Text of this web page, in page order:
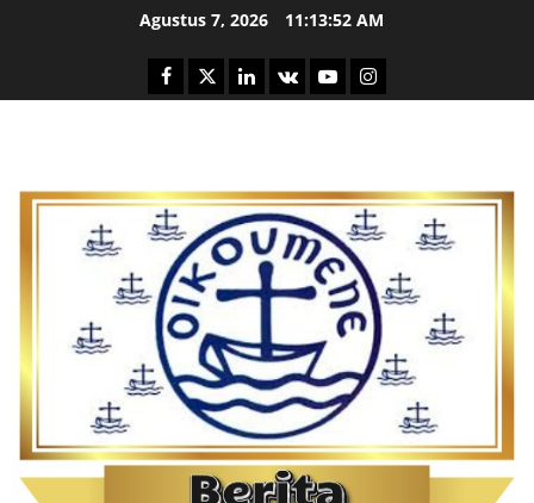
Agustus 7, 2026 11:13:53 AM
Facebook
TwitterLinkedin
VK YoutubeInstagram